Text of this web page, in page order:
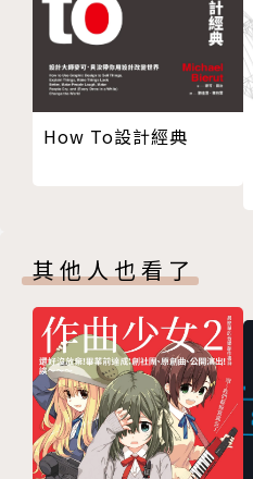
Part3.家具軟裝
CHAPTER 7 美式風
Part1.設計細節
Part2.色彩運用
Part3.家具軟裝
Part3.家具軟裝
CHAPTER 9 侘寂風
Part1.設計細節
Part2.色彩運用
Part3.家具軟裝
How To設計經典
其他人也看了